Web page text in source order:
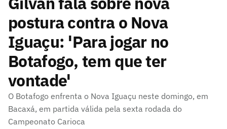
postura contra o Nova
Iguaçu: 'Para jogar no
Botafogo, tem que ter
vontade'
O Botafogo enfrenta o Nova Iguaçu neste domingo, em
Bacaxá, em partida válida pela sexta rodada do
Campeonato Carioca